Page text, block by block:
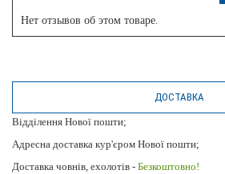
Нет отзывов об этом товаре.
ДОСТАВКА
Відділення Нової пошти;
Адресна доставка кур'єром Нової пошти;
Доставка човнів, ехолотів - Безкоштовно!